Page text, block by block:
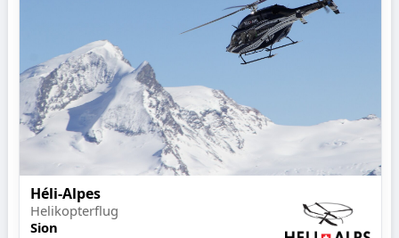
Héli-Alpes
Helikopterflug
Sion